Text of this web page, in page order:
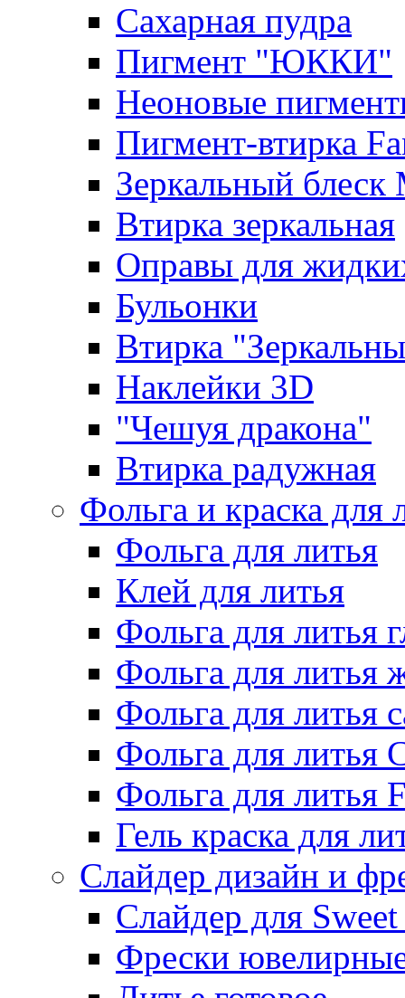
Сахарная пудра
Пигмент "ЮККИ"
Неоновые
Пигмент-втирка
Зеркальный блеск
Втирка зеркальная
Оправы для
Бульонки
Втирка
Наклейки 3D
"Чешуя дракона"
Втирка радужная
Фольга и краска для
Фольга для литья
Клей для литья
Фольга для литья
Фольга для литья
Фольга для литья
Фольга для литья
Фольга для литья
Гель краска для
Слайдер дизайн и
Слайдер для
Фрески